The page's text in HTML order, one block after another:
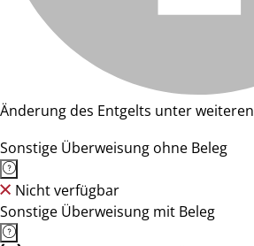
Änderung des Entgelts unter
Sonstige Überweisung ohne Beleg
Nicht verfügbar
Sonstige Überweisung mit Beleg